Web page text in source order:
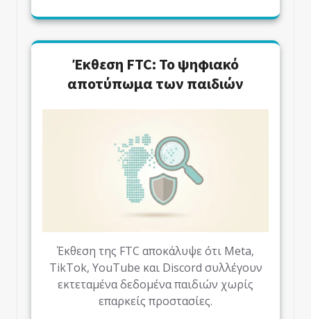
Έκθεση FTC: Το ψηφιακό
αποτύπωμα των παιδιών
Έκθεση της FTC αποκάλυψε ότι Meta,
TikTok, YouTube και Discord συλλέγουν
εκτεταμένα δεδομένα παιδιών χωρίς
επαρκείς προστασίες.